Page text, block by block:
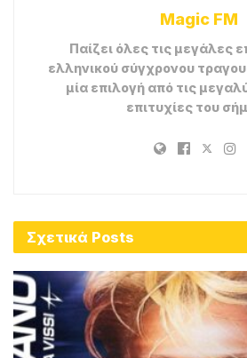
Magic FM
Παίζει όλες τις μεγάλες
ελληνικού σύγχρονου
μία επιλογή από τις
επιτυχίες του
Σχετικά Posts